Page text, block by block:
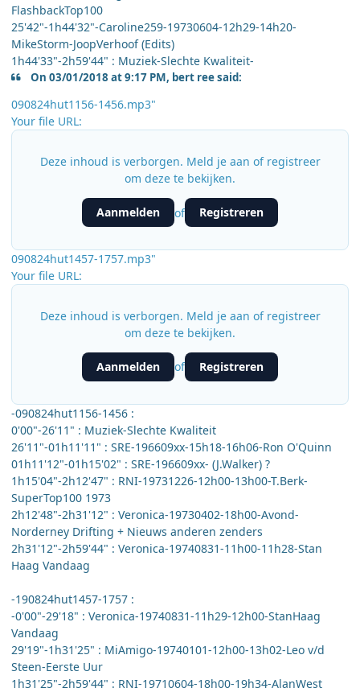
FlashbackTop100
25'42"-1h44'32"-Caroline259-19730604-12h29-14h20-
MikeStorm-JoopVerhoof (Edits)
1h44'33"-2h59'44" : Muziek-Slechte Kwaliteit-
On 03/01/2018 at 9:17 PM, bert ree said:
090824hut1156-1456.mp3"
Your file URL:
Deze inhoud is verborgen. Meld je aan of registreer
om deze te bekijken.
Aanmelden of Registreren
090824hut1457-1757.mp3"
Your file URL:
Deze inhoud is verborgen. Meld je aan of registreer
om deze te bekijken.
Aanmelden of Registreren
-090824hut1156-1456 :
0'00"-26'11" : Muziek-Slechte Kwaliteit
26'11"-01h11'11" : SRE-196609xx-15h18-16h06-Ron O'Quinn
01h11'12"-01h15'02" : SRE-196609xx- (J.Walker) ?
1h15'04"-2h12'47" : RNI-19731226-12h00-13h00-T.Berk-
SuperTop100 1973
2h12'48"-2h31'12" : Veronica-19730402-18h00-Avond-
Norderney Drifting + Nieuws anderen zenders
2h31'12"-2h59'44" : Veronica-19740831-11h00-11h28-Stan
Haag Vandaag
-190824hut1457-1757 :
-0'00"-29'18" : Veronica-19740831-11h29-12h00-StanHaag
Vandaag
29'19"-1h31'25" : MiAmigo-19740101-12h00-13h02-Leo v/d
Steen-Eerste Uur
1h31'25"-2h59'44" : RNI-19710604-18h00-19h34-AlanWest